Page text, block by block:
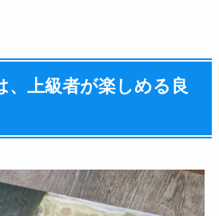
上級者が楽しめる良